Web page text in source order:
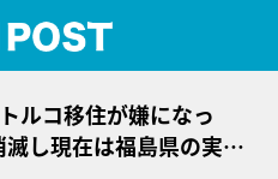
ルコ移住が嫌になっ
し現在は福島県の実家